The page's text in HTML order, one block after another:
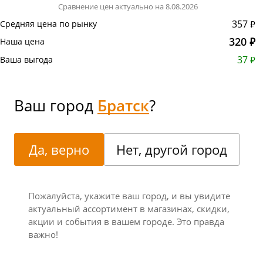
Сравнение цен актуально на 8.08.2026
Средняя цена по рынку 357 ₽
Наша цена 320 ₽
Ваша выгода 37 ₽
Ваш город Братск?
Да, верно Нет, другой город
Пожалуйста, укажите ваш город, и вы увидите
актуальный ассортимент в магазинах, скидки,
акции и события в вашем городе. Это правда
важно!